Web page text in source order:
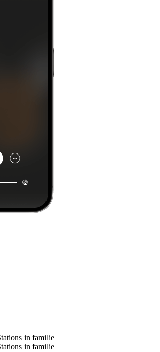
in familie
in familie